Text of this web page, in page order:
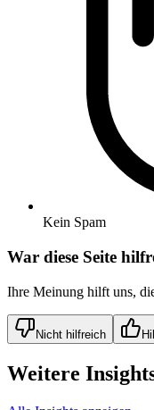
Kein Spam
War diese Seite
Ihre Meinung hilft uns,
Nicht hilfreich
Weitere